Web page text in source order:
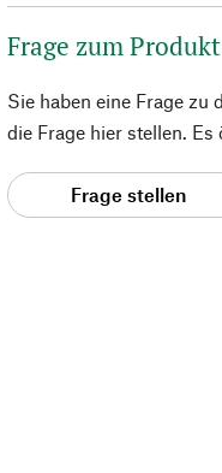
Frage zum Produkt
Sie haben eine Frage zu
die Frage hier stellen.
Frage stellen